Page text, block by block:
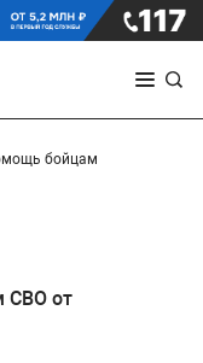
бойцам
СВО от